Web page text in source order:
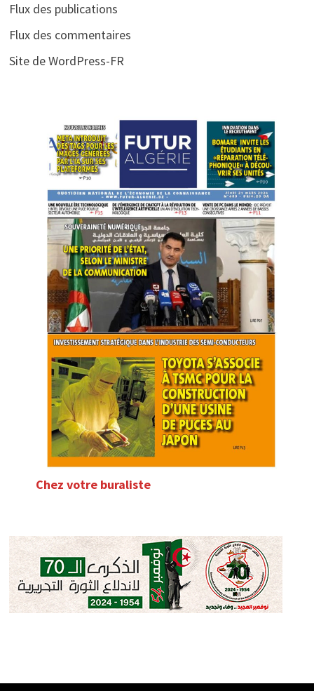
Flux des publications
Flux des commentaires
Site de WordPress-FR
Chez votre buraliste